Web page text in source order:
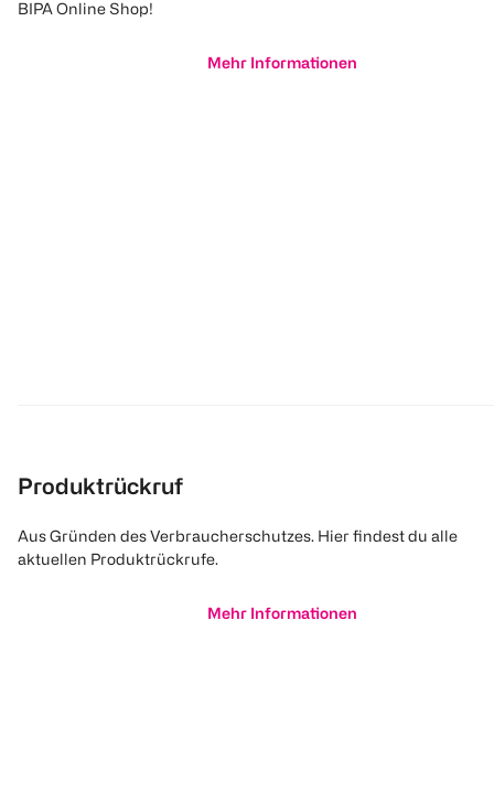
BIPA Online Shop!
Mehr Informationen
Produktrückruf
Aus Gründen des Verbraucherschutzes. Hier findest du alle
aktuellen Produktrückrufe.
Mehr Informationen